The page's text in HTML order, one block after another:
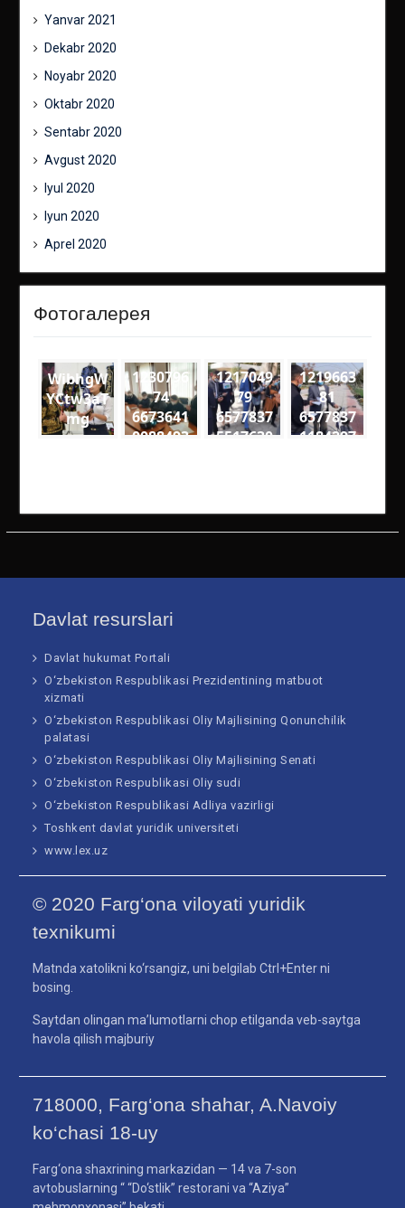
Yanvar 2021
Dekabr 2020
Noyabr 2020
Oktabr 2020
Sentabr 2020
Avgust 2020
Iyul 2020
Iyun 2020
Aprel 2020
Фотогалерея
WibhgW
YCtw3aT
mg
1230796
74
6673641
0088493
46289 n
1217049
79
6577837
5517630
74281 n
1219663
81
6577837
1184297
64734 n
Davlat resurslari
Davlat hukumat Portali
O‘zbekiston Respublikasi Prezidentining matbuot
xizmati
O‘zbekiston Respublikasi Oliy Majlisining Qonunchilik
palatasi
O‘zbekiston Respublikasi Oliy Majlisining Senati
O‘zbekiston Respublikasi Oliy sudi
O‘zbekiston Respublikasi Adliya vazirligi
Toshkent davlat yuridik universiteti
www.lex.uz
© 2020 Farg‘ona viloyati yuridik
texnikumi
Matnda xatolikni ko‘rsangiz, uni belgilab Ctrl+Enter ni
bosing.
Saytdan olingan ma’lumotlarni chop etilganda veb-saytga
havola qilish majburiy
718000, Farg‘ona shahar, A.Navoiy
ko‘chasi 18-uy
Farg‘ona shaxrining markazidan — 14 va 7-son
avtobuslarning “ “Do‘stlik” restorani va “Aziya”